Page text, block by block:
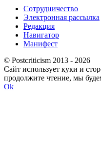
Сотрудничество
Электронная рассылка
Редакция
Навигатор
Манифест
© Postcriticism 2013 - 2026
Сайт использует куки и
продолжите чтение, мы
Ok